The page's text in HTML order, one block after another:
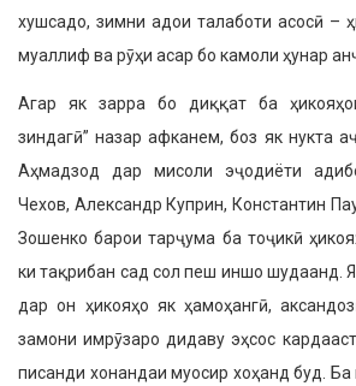
хушса­до, зимни адои талаботи асосӣ –
муаллиф ва рӯҳи асар бо камоли ҳунар
Агар як зарра бо диққат ба
зиндагӣ” назар афканем, боз як нукта
Аҳмадзод дар мисоли эҷодиёти
Чехов, Алек­сандр Куприн, Константин
Зошенко барои тарҷума ба тоҷикӣ
ки тақрибан сад сол пеш иншо шудаанд.
дар он ҳикояҳо як ҳамоҳангӣ,
замони имрӯзаро дидаву эҳсос
писанди хонандаи му­осир хоҳанд буд.